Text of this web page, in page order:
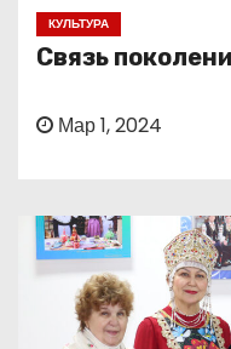
КУЛЬТУРА
Связь
Мар 1, 2024